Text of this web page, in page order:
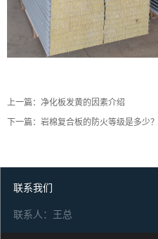
上一篇： 净化板发黄的因素介绍
下一篇： 岩棉复合板的防火等级是多少？
联系我们
联系人：王总